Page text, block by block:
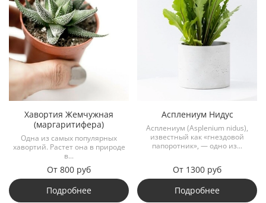
Хавортия Жемчужная
(маргаритифера)
Одна из самых популярных
хавортий. Растет она в природе
в...
От 800 руб
Подробнее
Асплениум Нидус
Асплениум (Asplenium nidus),
известный как «гнездовой
папоротник», — одно из...
От 1300 руб
Подробнее